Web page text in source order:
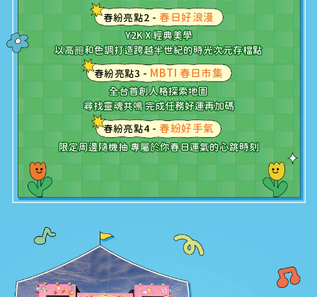
春紛亮點2 - 春日好浪漫
Y2K X 經典美學
以高飽和色調打造跨越半世紀的時光次元存檔點
春紛亮點3 - MBTI 春日市集
全台首創人格探索地圖
尋找靈魂共鳴 完成任務好運再加碼
春紛亮點4 - 春紛好手氣
限定周邊隨機抽 專屬於你春日運氣的心跳時刻